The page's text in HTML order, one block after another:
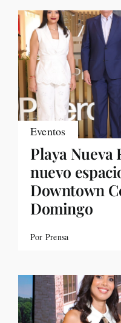
Eventos
Playa Nueva
nuevo
Downtown
Domingo
Por Prensa